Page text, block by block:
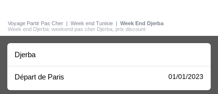
Voyage Partir Pas Cher | Week end Tunisie | Week End Djerba
Week end Djerba: weekend pas cher Djerba, prix discount
Djerba
Départ de Paris 01/01/2023